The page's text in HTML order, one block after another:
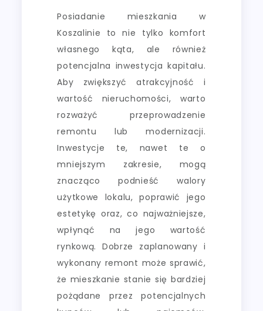
Posiadanie mieszkania w
Koszalinie to nie tylko komfort
własnego kąta, ale również
potencjalna inwestycja kapitału.
Aby zwiększyć atrakcyjność i
wartość nieruchomości, warto
rozważyć przeprowadzenie
remontu lub modernizacji.
Inwestycje te, nawet te o
mniejszym zakresie, mogą
znacząco podnieść walory
użytkowe lokalu, poprawić jego
estetykę oraz, co najważniejsze,
wpłynąć na jego wartość
rynkową. Dobrze zaplanowany i
wykonany remont może sprawić,
że mieszkanie stanie się bardziej
pożądane przez potencjalnych